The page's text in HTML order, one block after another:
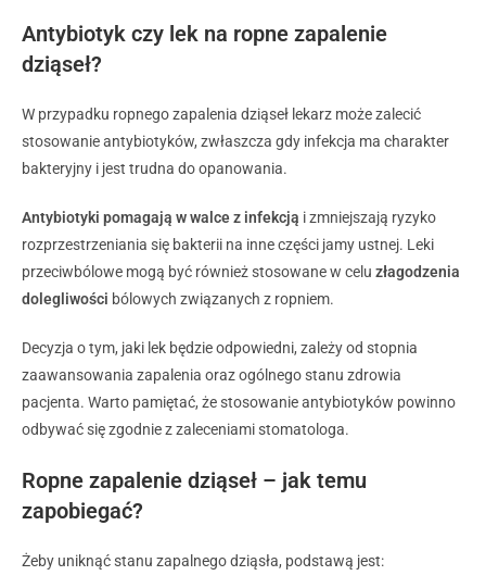
Antybiotyk czy lek na ropne zapalenie
dziąseł?
W przypadku ropnego zapalenia dziąseł lekarz może zalecić
stosowanie antybiotyków, zwłaszcza gdy infekcja ma charakter
bakteryjny i jest trudna do opanowania.
Antybiotyki pomagają w walce z infekcją i zmniejszają ryzyko
rozprzestrzeniania się bakterii na inne części jamy ustnej. Leki
przeciwbólowe mogą być również stosowane w celu złagodzenia
dolegliwości bólowych związanych z ropniem.
Decyzja o tym, jaki lek będzie odpowiedni, zależy od stopnia
zaawansowania zapalenia oraz ogólnego stanu zdrowia
pacjenta. Warto pamiętać, że stosowanie antybiotyków powinno
odbywać się zgodnie z zaleceniami stomatologa.
Ropne zapalenie dziąseł – jak temu
zapobiegać?
Żeby uniknąć stanu zapalnego dziąsła, podstawą jest: